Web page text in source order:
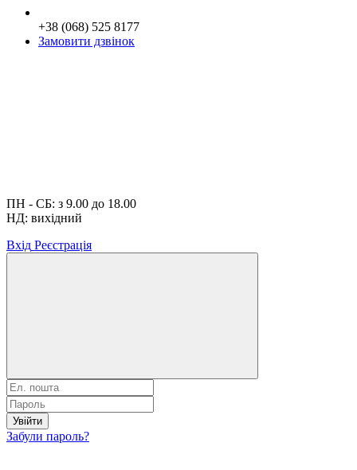
+38 (068) 525 8177
Замовити дзвінок
ПН - СБ: з 9.00 до 18.00
НД: вихідний
Вхід Реєстрація
Увійти
Забули пароль?